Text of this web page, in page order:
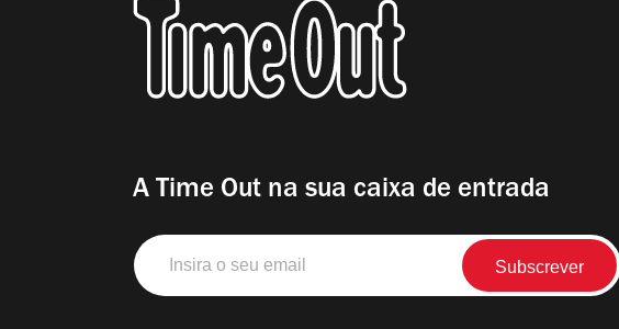
A Time Out na sua caixa de entrada
Insira
o
seu